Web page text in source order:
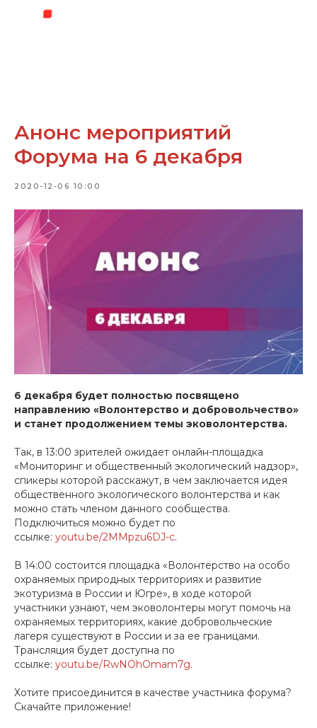
Анонс мероприятий
Форума на 6 декабря
2020-12-06 10:00
6 декабря будет полностью посвящено
направлению «Волонтерство и добровольчество»
и станет продолжением темы эковолонтерства.
Так, в 13:00 зрителей ожидает онлайн-площадка
«Мониторинг и общественный экологический надзор»,
спикеры которой расскажут, в чем заключается идея
общественного экологического волонтерства и как
можно стать членом данного сообщества.
Подключиться можно будет по
ссылке: youtu.be/2MMpzu6DJ-c.
В 14:00 состоится площадка «Волонтерство на особо
охраняемых природных территориях и развитие
экотуризма в России и Югре», в ходе которой
участники узнают, чем эковолонтеры могут помочь на
охраняемых территориях, какие добровольческие
лагеря существуют в России и за ее границами.
Трансляция будет доступна по
ссылке: youtu.be/RwNOhOmam7g.
Хотите присоединится в качестве участника форума?
Скачайте приложение!